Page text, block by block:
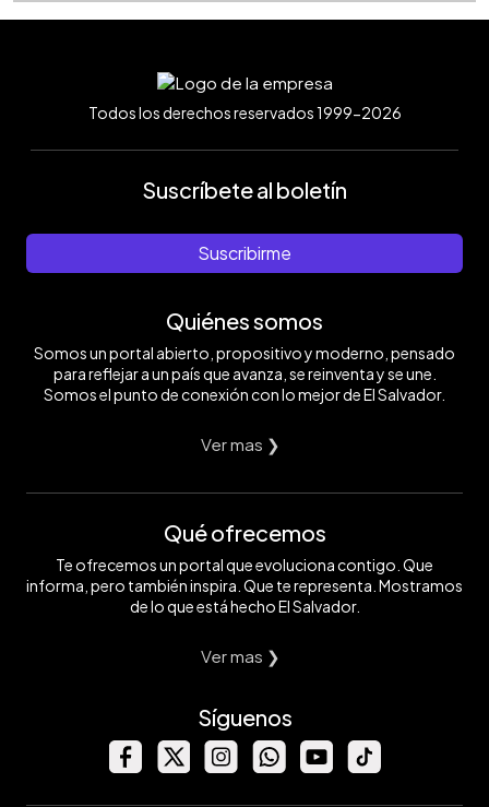
Todos los derechos reservados 1999-2026
Suscríbete al boletín
Suscribirme
Quiénes somos
Somos un portal abierto, propositivo y moderno, pensado
para reflejar a un país que avanza, se reinventa y se une.
Somos el punto de conexión con lo mejor de El Salvador.
Ver mas ❯
Qué ofrecemos
Te ofrecemos un portal que evoluciona contigo. Que
informa, pero también inspira. Que te representa. Mostramos
de lo que está hecho El Salvador.
Ver mas ❯
Síguenos